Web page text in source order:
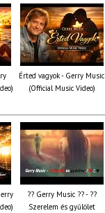
Érted vagyok - Gerry Music
(Official Music Video)
?? Gerry Music ?? - ??
Szerelem és gyűlölet